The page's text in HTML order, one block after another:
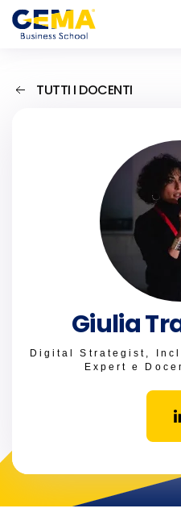
TUTTI I DOCENTI
Giulia
Digital Strategist,
Expert e